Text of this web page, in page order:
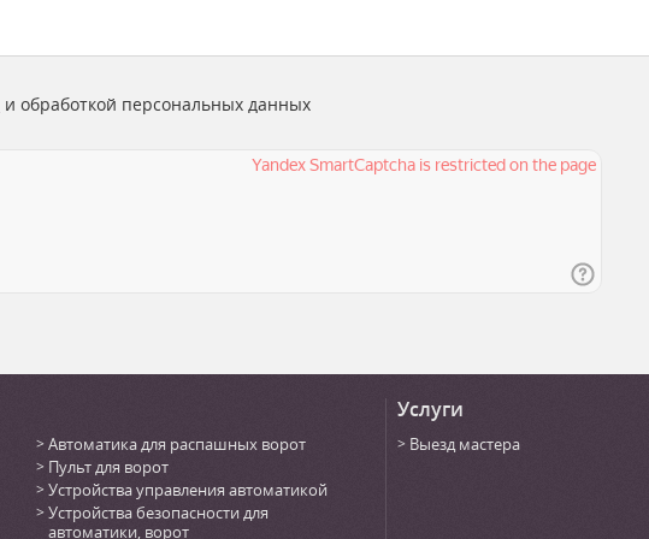
и обработкой персональных данных
Автоматика для распашных ворот
Пульт для ворот
Устройства управления автоматикой
Устройства безопасности для
автоматики, ворот
Услуги
Выезд мастера